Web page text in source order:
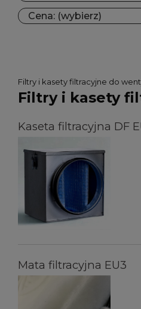
Cena: (wybierz)
Filtry i kasety filtracyjne do
Filtry i kasety
Kaseta filtracyjna DF
Mata filtracyjna EU3